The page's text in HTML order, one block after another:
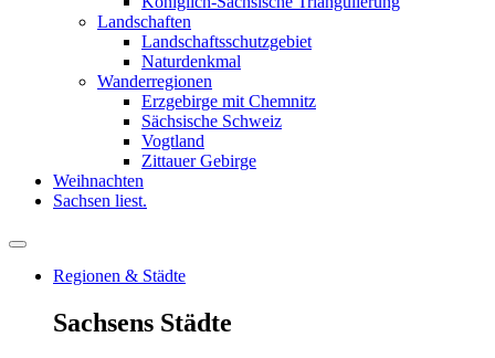
Landschaften
Landschaftsschutzgebiet
Naturdenkmal
Wanderregionen
Erzgebirge mit Chemnitz
Sächsische Schweiz
Vogtland
Zittauer Gebirge
Weihnachten
Sachsen liest.
Regionen & Städte
Sachsens Städte